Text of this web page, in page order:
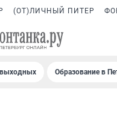
(ОТ)ЛИЧНЫЙ ПИТЕР
выходных Образование в